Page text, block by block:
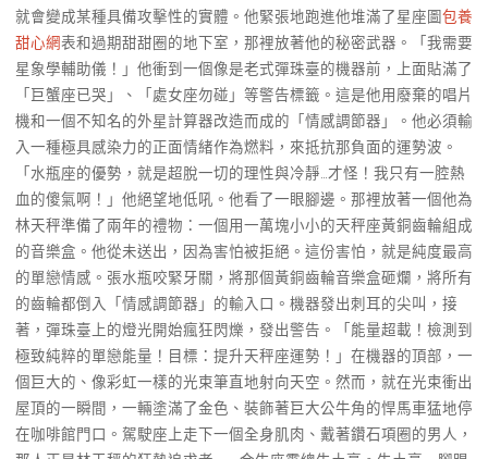
就會變成某種具備攻擊性的實體。他緊張地跑進他堆滿了星座圖包養
甜心網表和過期甜甜圈的地下室，那裡放著他的秘密武器。「我需要
星象學輔助儀！」他衝到一個像是老式彈珠臺的機器前，上面貼滿了
「巨蟹座已哭」、「處女座勿碰」等警告標籤。這是他用廢棄的唱片
機和一個不知名的外星計算器改造而成的「情感調節器」。他必須輸
入一種極具感染力的正面情緒作為燃料，來抵抗那負面的運勢波。
「水瓶座的優勢，就是超脫一切的理性與冷靜…才怪！我只有一腔熱
血的傻氣啊！」他絕望地低吼。他看了一眼腳邊。那裡放著一個他為
林天秤準備了兩年的禮物：一個用一萬塊小小的天秤座黃銅齒輪組成
的音樂盒。他從未送出，因為害怕被拒絕。這份害怕，就是純度最高
的單戀情感。張水瓶咬緊牙關，將那個黃銅齒輪音樂盒砸爛，將所有
的齒輪都倒入「情感調節器」的輸入口。機器發出刺耳的尖叫，接
著，彈珠臺上的燈光開始瘋狂閃爍，發出警告。「能量超載！檢測到
極致純粹的單戀能量！目標：提升天秤座運勢！」在機器的頂部，一
個巨大的、像彩虹一樣的光束筆直地射向天空。然而，就在光束衝出
屋頂的一瞬間，一輛塗滿了金色、裝飾著巨大公牛角的悍馬車猛地停
在咖啡館門口。駕駛座上走下一個全身肌肉、戴著鑽石項圈的男人，